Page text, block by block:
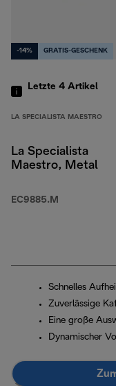
-14% GRATIS-GESCHENK
Letzte 4 Artikel
LA SPECIALISTA MAESTRO
La Specialista
Maestro, Metal
EC9885.M
Schnelles
Zuverlässige
Eine große
Dynamischer